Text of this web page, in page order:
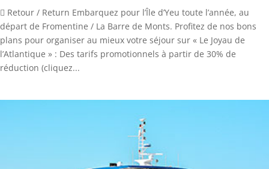
 Retour / Return Embarquez pour l’Île d’Yeu toute l’année, au
départ de Fromentine / La Barre de Monts. Profitez de nos bons
plans pour organiser au mieux votre séjour sur « Le Joyau de
l’Atlantique » : Des tarifs promotionnels à partir de 30% de
réduction (cliquez...